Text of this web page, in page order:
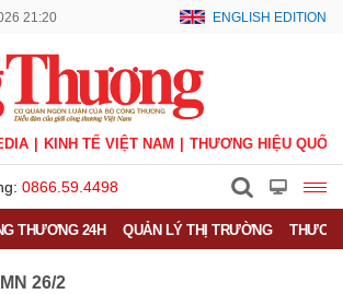
21:20 ENGLISH EDITION
KINH TẾ VIỆT NAM THƯƠNG HIỆU QUỐC
0866.59.4498
THƯƠNG 24H QUẢN LÝ THỊ TRƯỜNG
26/2